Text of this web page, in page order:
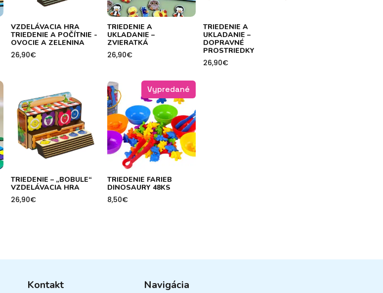
VZDELÁVACIA HRA
TRIEDENIE A POČÍTNIE -
OVOCIE A ZELENINA
26,90€
TRIEDENIE A
UKLADANIE –
ZVIERATKÁ
26,90€
TRIEDENIE A
UKLADANIE –
DOPRAVNÉ
PROSTRIEDKY
26,90€
TRIEDENIE – „BOBULE“
VZDELÁVACIA HRA
26,90€
Vypredané
TRIEDENIE FARIEB
DINOSAURY 48KS
8,50€
Kontakt Navigácia